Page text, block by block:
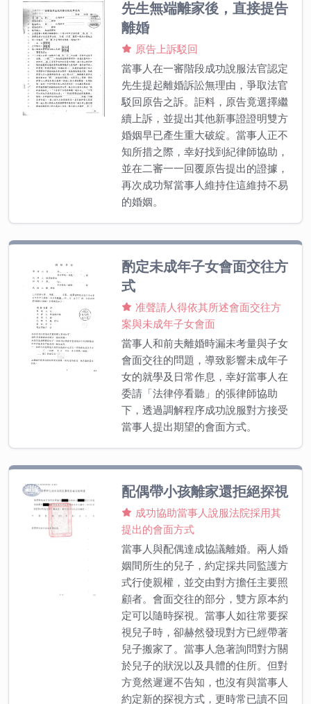
先生無端離家後，直接提告
離婚
原告上訴駁回
當事人在一審階段成功說服法官認定
先生提起離婚訴訟無理由，爭取法官
駁回原告之訴。詎料，原告竟選擇繼
續上訴，並提出其他新事證證明雙方
婚姻早已產生重大破綻。當事人正不
知所措之際，幸好找到紀律師協助，
並在二審一一回覆原告提出的證據，
再次成功幫當事人維持住這維持不易
的婚姻。
酌定未成年子女會面交往方
式
准聲請人得依其所述會面交往方
案與未成年子女會面
當事人和前夫離婚時漏未考量與子女
會面交往的問題，導致影響未成年子
女的就學及日常作息，幸好當事人在
委請「法律停看聽」的張律師協助
下，透過調解程序成功說服對方接受
當事人提出期望的會面方式。
配偶帶小孩離家還拒絕探視
成功協助當事人說服法院採用其
提出的會面方式
當事人與配偶達成協議離婚。兩人婚
姻間所生的兒子，約定採共同監護方
式行使親權，並交由對方擔任主要照
顧者。會面交往的部分，雙方原本約
定可以隨時探視。當事人如往常要探
視兒子時，卻赫然發現對方已經帶著
兒子搬家了。當事人急著詢問對方關
於兒子的狀況以及具體的住所。但對
方竟然遲遲不告知，也沒有與當事人
約定新的探視方式，更時常已讀不回